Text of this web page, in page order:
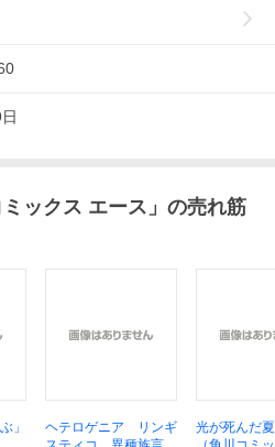
ックス エース 」の売れ筋
」
ヘテロゲニア リンギ
光が死んだ